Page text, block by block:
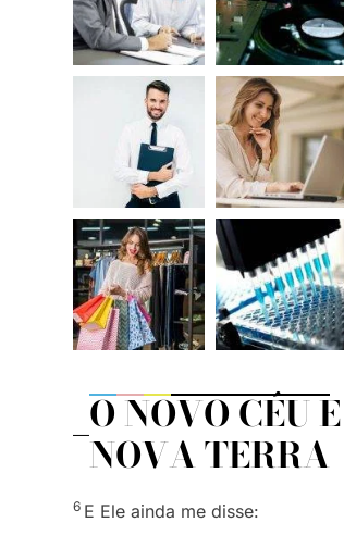
O NOVO CÉU
NOVA TERRA
6 E Ele ainda me disse: